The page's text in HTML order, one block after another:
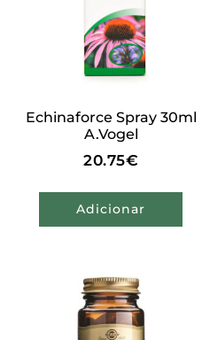
Echinaforce Spray 30ml
A.Vogel
20.75€
Adicionar